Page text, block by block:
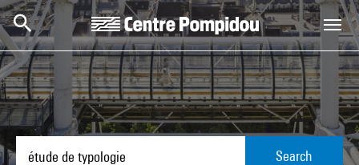
Skip to main content
Centre Pompidou
Search